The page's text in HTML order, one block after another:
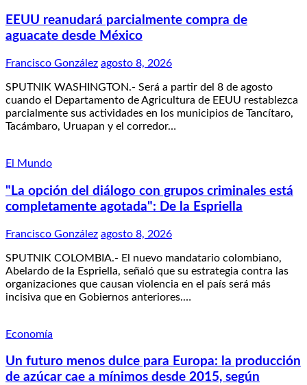
EEUU reanudará parcialmente compra de
aguacate desde México
Francisco González agosto 8, 2026
SPUTNIK WASHINGTON.- Será a partir del 8 de agosto
cuando el Departamento de Agricultura de EEUU restablezca
parcialmente sus actividades en los municipios de Tancítaro,
Tacámbaro, Uruapan y el corredor…
El Mundo
"La opción del diálogo con grupos criminales está
completamente agotada": De la Espriella
Francisco González agosto 8, 2026
SPUTNIK COLOMBIA.- El nuevo mandatario colombiano,
Abelardo de la Espriella, señaló que su estrategia contra las
organizaciones que causan violencia en el país será más
incisiva que en Gobiernos anteriores.…
Economía
Un futuro menos dulce para Europa: la producción
de azúcar cae a mínimos desde 2015, según